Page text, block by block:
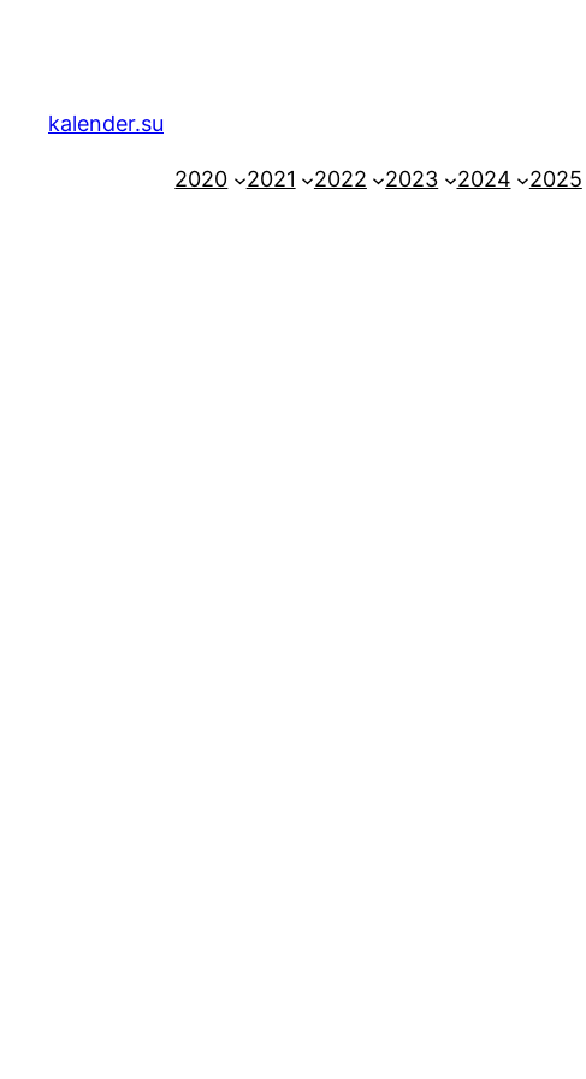
kalender.su
2020 2021 2022 2023 2024 2025